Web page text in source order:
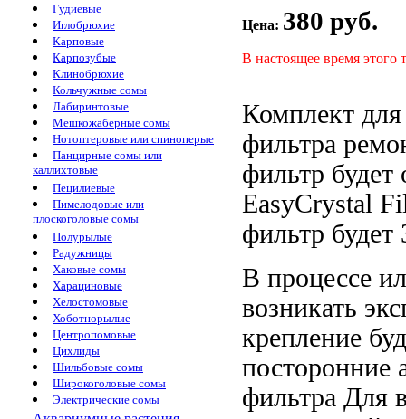
Гудиевые
Иглобрюхие
Карповые
Карпозубые
Клинобрюхие
Кольчужные сомы
Лабиринтовые
Мешкожаберные сомы
Нотоптеровые или спиноперые
Панцирные сомы или
каллихтовые
Пецилиевые
Пимелодовые или
плоскоголовые сомы
Полурылые
Радужницы
Хаковые сомы
Харациновые
Хелостомовые
Хоботнорылые
Центропомовые
Цихлиды
Шильбовые сомы
Широкоголовые сомы
Электрические сомы
Цена: 380 руб.
В настоящее время этого
Комплект
фильтра
фильтр будет
EasyCrystal
фильтр будет
В процессе
возникать
крепление
посторонние
фильтра Для